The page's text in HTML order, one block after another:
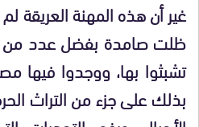
غير أن هذه المهنة العريقة
ظلت صامدة بفضل عدد من
تشبثوا بها، ووجدوا فيها
بذلك على جزء من التراث